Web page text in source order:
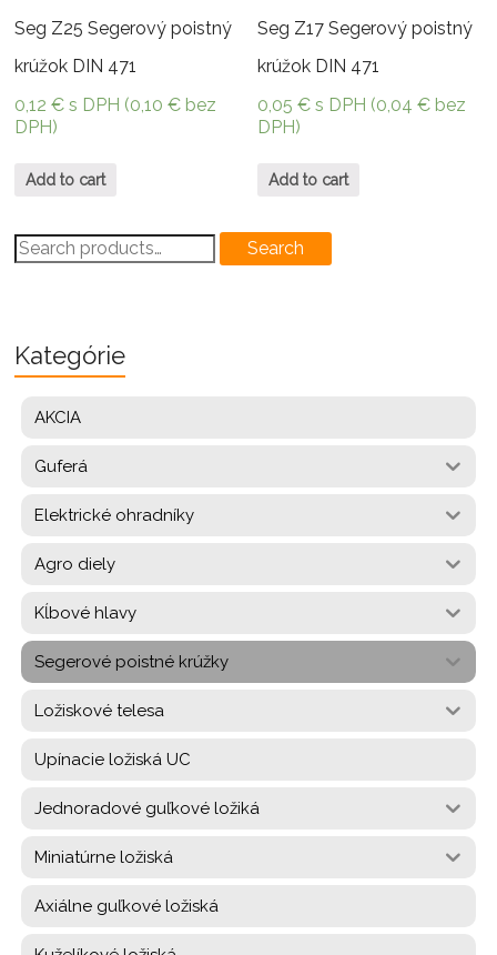
Seg Z25 Segerový poistný
krúžok DIN 471
0,12€ s DPH (0,10€ bez
DPH)
Add to cart
Seg Z17 Segerový poistný
krúžok DIN 471
0,05€ s DPH (0,04€ bez
DPH)
Add to cart
Search
for:
Search
Kategórie
AKCIA
Guferá
Elektrické ohradníky
Agro diely
Kĺbové hlavy
Segerové poistné krúžky
Ložiskové telesa
Upínacie ložiská UC
Jednoradové guľkové ložiká
Miniatúrne ložiská
Axiálne guľkové ložiská